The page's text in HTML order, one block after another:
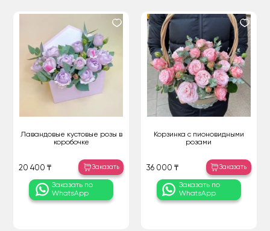
Лавандовые кустовые розы в
коробочке
20 400 ₸ Заказать
Заказать по
WhatsApp
Корзинка с пионовидными
розами
36 000 ₸ Заказать
Заказать по
WhatsApp